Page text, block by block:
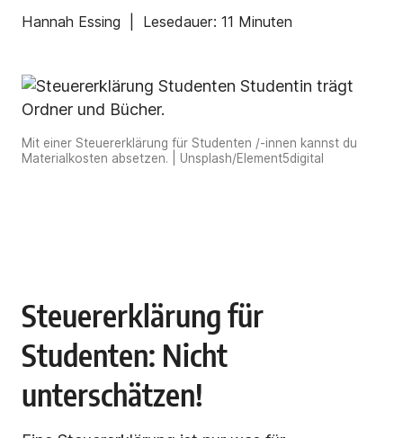
Hannah Essing | Lesedauer: 11 Minuten
Mit einer Steuererklärung für Studenten /-innen kannst du
Materialkosten absetzen. | Unsplash/Element5digital
Steuererklärung für
Studenten: Nicht
unterschätzen!